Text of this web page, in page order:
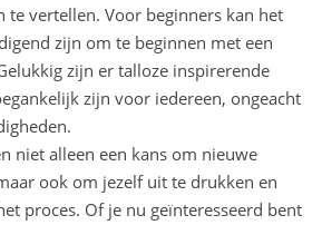
te vertellen. Voor beginners kan het
zijn om te beginnen met een
zijn er talloze inspirerende
zijn voor iedereen, ongeacht
niet alleen een kans om nieuwe
ook om jezelf uit te drukken en
proces. Of je nu geïnteresseerd bent